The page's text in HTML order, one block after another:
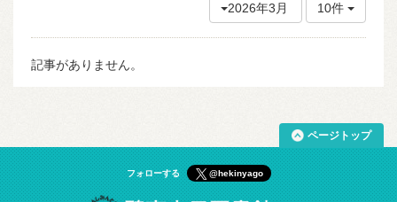
2026年3月 10件
記事がありません。
ページトップ
フォローする @hekinyago